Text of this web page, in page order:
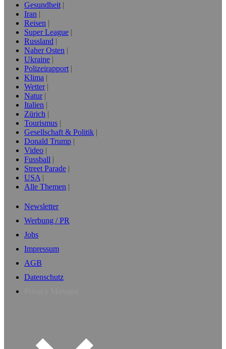
Gesundheit
Iran
Reisen
Super League
Russland
Naher Osten
Ukraine
Polizeirapport
Klima
Wetter
Natur
Italien
Zürich
Tourismus
Gesellschaft & Politik
Donald Trump
Video
Fussball
Street Parade
USA
Alle Themen
Newsletter
Werbung / PR
Jobs
Impressum
AGB
Datenschutz